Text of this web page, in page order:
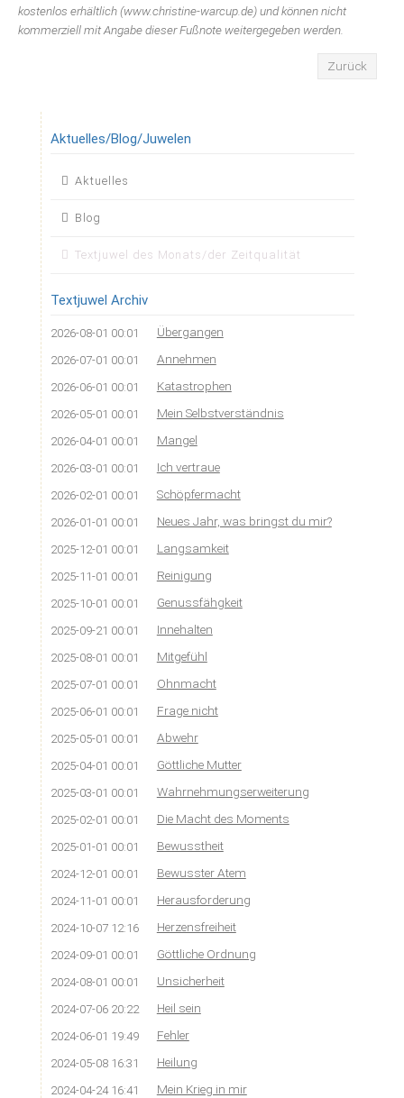
kostenlos erhältlich (www.christine-warcup.de) und können nicht
kommerziell mit Angabe dieser Fußnote weitergegeben werden.
Zurück
Aktuelles/Blog/Juwelen
Navigation
Aktuelles
Blog
Textjuwel des Monats/der Zeitqualität
Textjuwel Archiv
2026-08-01 00:01 Übergangen
2026-07-01 00:01 Annehmen
2026-06-01 00:01 Katastrophen
2026-05-01 00:01 Mein Selbstverständnis
2026-04-01 00:01 Mangel
2026-03-01 00:01 Ich vertraue
2026-02-01 00:01 Schöpfermacht
2026-01-01 00:01 Neues Jahr, was bringst du mir?
2025-12-01 00:01 Langsamkeit
2025-11-01 00:01 Reinigung
2025-10-01 00:01 Genussfähgkeit
2025-09-21 00:01 Innehalten
2025-08-01 00:01 Mitgefühl
2025-07-01 00:01 Ohnmacht
2025-06-01 00:01 Frage nicht
2025-05-01 00:01 Abwehr
2025-04-01 00:01 Göttliche Mutter
2025-03-01 00:01 Wahrnehmungserweiterung
2025-02-01 00:01 Die Macht des Moments
2025-01-01 00:01 Bewusstheit
2024-12-01 00:01 Bewusster Atem
2024-11-01 00:01 Herausforderung
2024-10-07 12:16 Herzensfreiheit
2024-09-01 00:01 Göttliche Ordnung
2024-08-01 00:01 Unsicherheit
2024-07-06 20:22 Heil sein
2024-06-01 19:49 Fehler
2024-05-08 16:31 Heilung
2024-04-24 16:41 Mein Krieg in mir